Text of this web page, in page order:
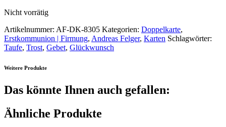
Nicht vorrätig
Artikelnummer: AF-DK-8305 Kategorien: Doppelkarte,
Erstkommunion | Firmung, Andreas Felger, Karten Schlagwörter:
Taufe, Trost, Gebet, Glückwunsch
Weitere Produkte
Das könnte Ihnen auch gefallen:
Ähnliche Produkte